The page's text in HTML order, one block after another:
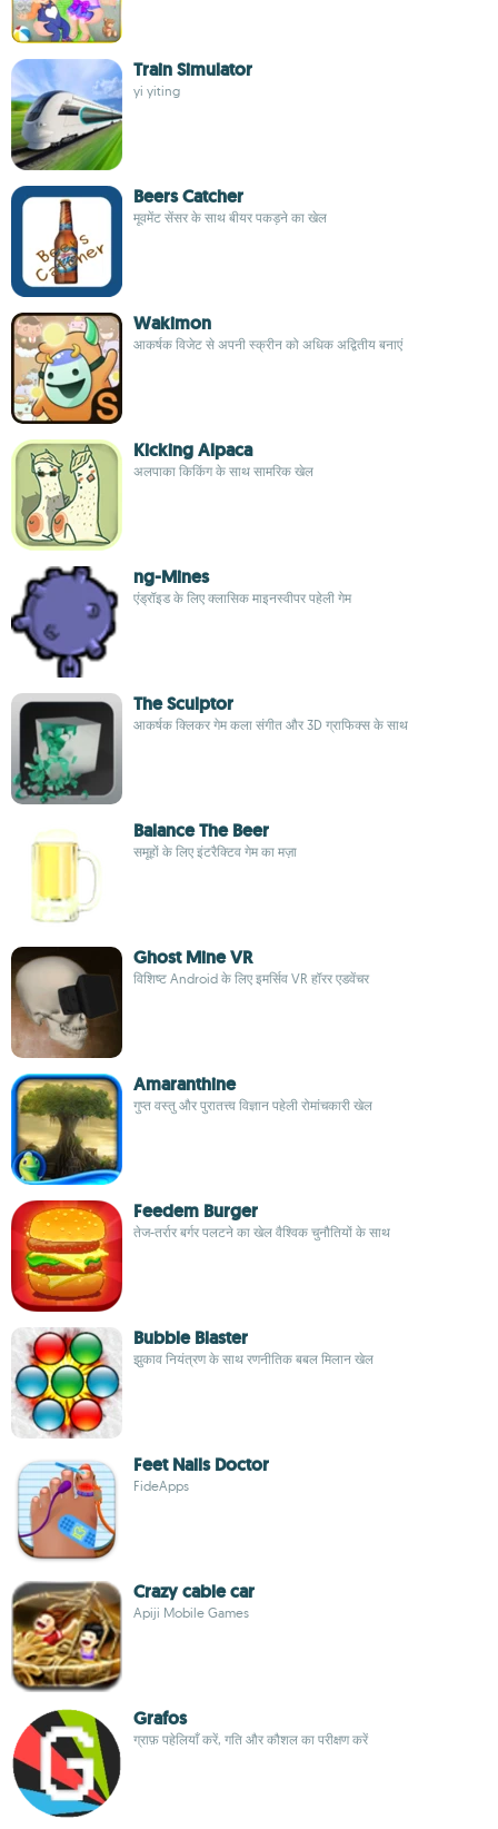
Train Simulator
yi yiting
Beers Catcher
मूवमेंट सेंसर के साथ बीयर पकड़ने का खेल
Wakimon
आकर्षक विजेट से अपनी स्क्रीन को अधिक अद्वितीय बनाएं
Kicking Alpaca
अलपाका किकिंग के साथ सामरिक खेल
ng-Mines
एंड्रॉइड के लिए क्लासिक माइनस्वीपर पहेली गेम
The Sculptor
आकर्षक क्लिकर गेम कला संगीत और 3D ग्राफिक्स के साथ
Balance The Beer
समूहों के लिए इंटरैक्टिव गेम का मज़ा
Ghost Mine VR
विशिष्ट Android के लिए इमर्सिव VR हॉरर एडवेंचर
Amaranthine
गुप्त वस्तु और पुरातत्त्व विज्ञान पहेली रोमांचकारी खेल
Feedem Burger
तेज-तर्रार बर्गर पलटने का खेल वैश्विक चुनौतियों के साथ
Bubble Blaster
झुकाव नियंत्रण के साथ रणनीतिक बबल मिलान खेल
Feet Nails Doctor
FideApps
Crazy cable car
Apiji Mobile Games
Grafos
ग्राफ़ पहेलियाँ करें, गति और कौशल का परीक्षण करें